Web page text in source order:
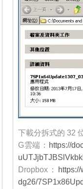
下載分拆式的 32
G雲端： https://
Dropbox：
dg26/